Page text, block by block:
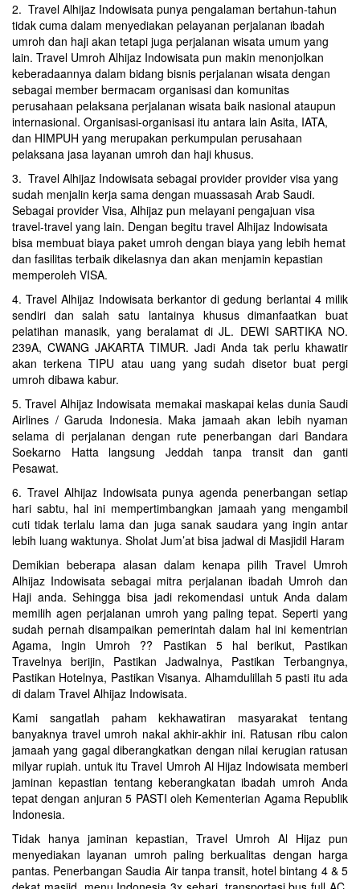
2. Travel Alhijaz Indowisata punya pengalaman bertahun-tahun
tidak cuma dalam menyediakan pelayanan perjalanan ibadah
umroh dan haji akan tetapi juga perjalanan wisata umum yang
lain. Travel Umroh Alhijaz Indowisata pun makin menonjolkan
keberadaannya dalam bidang bisnis perjalanan wisata dengan
sebagai member bermacam organisasi dan komunitas
perusahaan pelaksana perjalanan wisata baik nasional ataupun
internasional. Organisasi-organisasi itu antara lain Asita, IATA,
dan HIMPUH yang merupakan perkumpulan perusahaan
pelaksana jasa layanan umroh dan haji khusus.
3. Travel Alhijaz Indowisata sebagai provider provider visa yang
sudah menjalin kerja sama dengan muassasah Arab Saudi.
Sebagai provider Visa, Alhijaz pun melayani pengajuan visa
travel-travel yang lain. Dengan begitu travel Alhijaz Indowisata
bisa membuat biaya paket umroh dengan biaya yang lebih hemat
dan fasilitas terbaik dikelasnya dan akan menjamin kepastian
memperoleh VISA.
4. Travel Alhijaz Indowisata berkantor di gedung berlantai 4 milik
sendiri dan salah satu lantainya khusus dimanfaatkan buat
pelatihan manasik, yang beralamat di JL. DEWI SARTIKA NO.
239A, CWANG JAKARTA TIMUR. Jadi Anda tak perlu khawatir
akan terkena TIPU atau uang yang sudah disetor buat pergi
umroh dibawa kabur.
5. Travel Alhijaz Indowisata memakai maskapai kelas dunia Saudi
Airlines / Garuda Indonesia. Maka jamaah akan lebih nyaman
selama di perjalanan dengan rute penerbangan dari Bandara
Soekarno Hatta langsung Jeddah tanpa transit dan ganti
Pesawat.
6. Travel Alhijaz Indowisata punya agenda penerbangan setiap
hari sabtu, hal ini mempertimbangkan jamaah yang mengambil
cuti tidak terlalu lama dan juga sanak saudara yang ingin antar
lebih luang waktunya. Sholat Jum’at bisa jadwal di Masjidil Haram
Demikian beberapa alasan dalam kenapa pilih Travel Umroh
Alhijaz Indowisata sebagai mitra perjalanan ibadah Umroh dan
Haji anda. Sehingga bisa jadi rekomendasi untuk Anda dalam
memilih agen perjalanan umroh yang paling tepat. Seperti yang
sudah pernah disampaikan pemerintah dalam hal ini kementrian
Agama, Ingin Umroh ?? Pastikan 5 hal berikut, Pastikan
Travelnya berijin, Pastikan Jadwalnya, Pastikan Terbangnya,
Pastikan Hotelnya, Pastikan Visanya. Alhamdulillah 5 pasti itu ada
di dalam Travel Alhijaz Indowisata.
Kami sangatlah paham kekhawatiran masyarakat tentang
banyaknya travel umroh nakal akhir-akhir ini. Ratusan ribu calon
jamaah yang gagal diberangkatkan dengan nilai kerugian ratusan
milyar rupiah. untuk itu Travel Umroh Al Hijaz Indowisata memberi
jaminan kepastian tentang keberangkatan ibadah umroh Anda
tepat dengan anjuran 5 PASTI oleh Kementerian Agama Republik
Indonesia.
Tidak hanya jaminan kepastian, Travel Umroh Al Hijaz pun
menyediakan layanan umroh paling berkualitas dengan harga
pantas. Penerbangan Saudia Air tanpa transit, hotel bintang 4 & 5